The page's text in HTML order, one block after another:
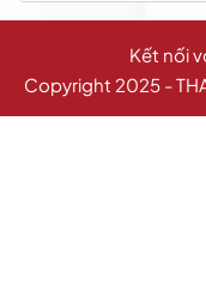
Copyright 2025 -
Kết nối